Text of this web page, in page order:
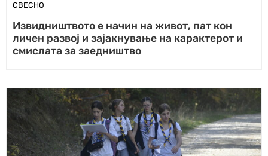
СВЕСНО
Извидништвото е начин на живот, пат кон
личен развој и зајакнување на карактерот и
смислата за заедништво